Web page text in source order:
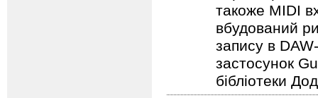
такоже MIDI
вбудований
запису в
застосунок
бібліотеки